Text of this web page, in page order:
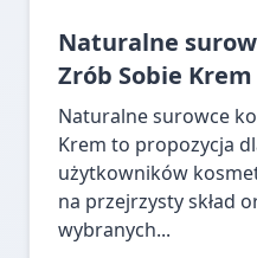
Naturalne
Zrób Sobie Krem
Naturalne surowce
Krem to propozycja
użytkowników
na przejrzysty skład
wybranych...